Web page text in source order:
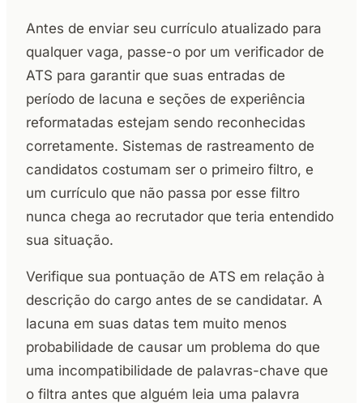
Antes de enviar seu currículo atualizado para
qualquer vaga, passe-o por um verificador de
ATS para garantir que suas entradas de
período de lacuna e seções de experiência
reformatadas estejam sendo reconhecidas
corretamente. Sistemas de rastreamento de
candidatos costumam ser o primeiro filtro, e
um currículo que não passa por esse filtro
nunca chega ao recrutador que teria entendido
sua situação.
Verifique sua pontuação de ATS em relação à
descrição do cargo antes de se candidatar. A
lacuna em suas datas tem muito menos
probabilidade de causar um problema do que
uma incompatibilidade de palavras-chave que
o filtra antes que alguém leia uma palavra